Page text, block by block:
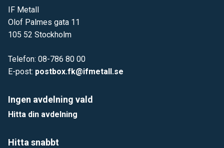
IF Metall
Olof Palmes gata 11
105 52 Stockholm
Telefon: 08-786 80 00
E-post: postbox.fk@ifmetall.se
Ingen avdelning vald
Hitta din avdelning
Hitta snabbt